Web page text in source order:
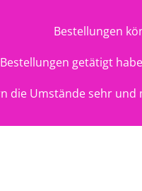
Bestellungen
getätigt
die Umstände sehr